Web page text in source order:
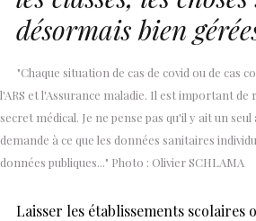
désormais bien
"Chaque situation de cas de covid ou de cas
l'ARS et l'Assurance maladie. Il est important de
secret médical. Je ne pense pas qu'il y ait un
demande à ce que les données sanitaires
données publiques..." Photo : Olivier SCHLAMA
Laisser les établissements scolaires